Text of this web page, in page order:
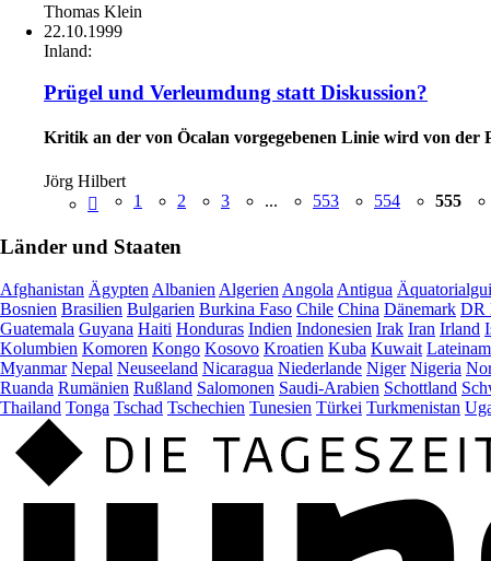
Thomas Klein
22.10.1999
Inland:
Prügel und Verleumdung statt Diskussion?
Kritik an der von Öcalan vorgegebenen Linie wird von der
Jörg Hilbert
1
2 3 ... 553 554 555
Länder und Staaten
Afghanistan Ägypten Albanien Algerien Angola Antigua
Bosnien Brasilien Bulgarien Burkina Faso Chile China Dänemark DR
Guatemala Guyana Haiti Honduras Indien Indonesien Irak Iran Irland
Kolumbien Komoren Kongo Kosovo Kroatien Kuba Kuwait
Myanmar Nepal Neuseeland Nicaragua Niederlande Niger Nigeria
Ruanda Rumänien Rußland Salomonen Saudi-Arabien Schottland
Thailand Tonga Tschad Tschechien Tunesien Türkei Turkmenistan